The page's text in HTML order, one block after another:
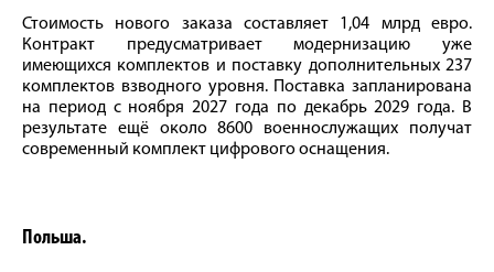
Стоимость нового заказа составляет 1,04 млрд евро.
Контракт предусматривает модернизацию уже
имеющихся комплектов и поставку дополнительных 237
комплектов взводного уровня. Поставка запланирована
на период с ноября 2027 года по декабрь 2029 года. В
результате ещё около 8600 военнослужащих получат
современный комплект цифрового оснащения.
Польша.